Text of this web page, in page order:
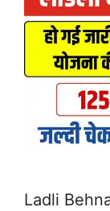
Ladli